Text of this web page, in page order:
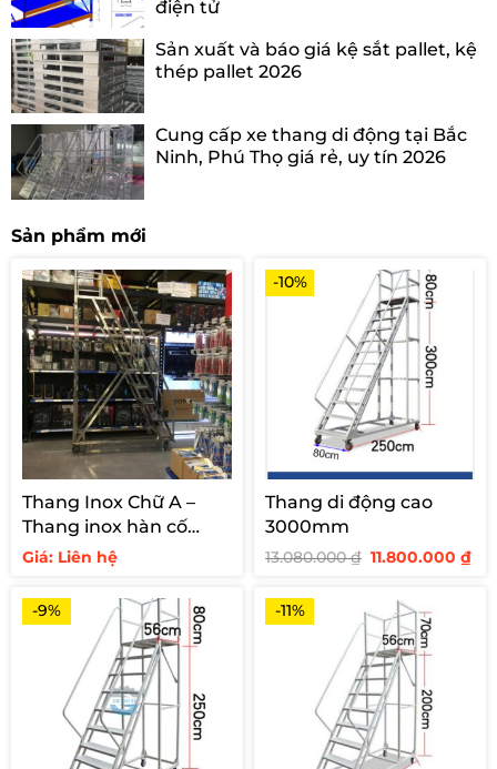
điện tử
Sản xuất và báo giá kệ sắt pallet, kệ
thép pallet 2026
Cung cấp xe thang di động tại Bắc
Ninh, Phú Thọ giá rẻ, uy tín 2026
Sản phẩm mới
Thang Inox Chữ A –
Thang inox hàn cố
định cho siêu thị
Giá: Liên hệ
-10%
Thang di động cao
3000mm
13.080.000₫ Giá
13.080.000 ₫.
11.800.000₫Giá
-9% -11%